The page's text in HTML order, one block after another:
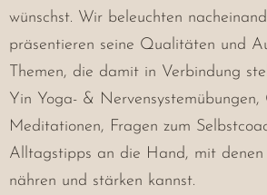
wünschst. Wir beleuchten
präsentieren seine Qualitäten und
Themen, die damit in Verbindung
Yin Yoga- & Nervensystemübungen,
Meditationen, Fragen zum
Alltagstipps an die Hand, mit denen
nähren und stärken kannst.